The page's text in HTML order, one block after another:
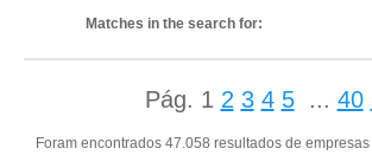
Matches in the search for:
Pág. 1 2 3 4 5 ... 40
Foram encontrados 47.058 resultados de